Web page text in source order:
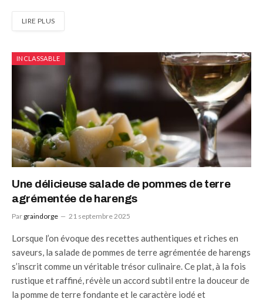
LIRE PLUS
INCLASSABLE
Une délicieuse salade de pommes de terre
agrémentée de harengs
Par graindorge 21 septembre 2025
Lorsque l’on évoque des recettes authentiques et riches en
saveurs, la salade de pommes de terre agrémentée de harengs
s’inscrit comme un véritable trésor culinaire. Ce plat, à la fois
rustique et raffiné, révèle un accord subtil entre la douceur de
la pomme de terre fondante et le caractère iodé et